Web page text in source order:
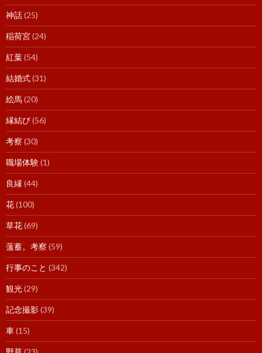
神話(25)
稲荷宮(24)
紅葉(54)
結婚式(31)
絵馬(20)
縁結び(56)
考察 (30)
職場体験(1)
良縁 (44)
花(100)
草花(69)
薀蓄。考察 (59)
行事のこと (342)
観光(29)
記念撮影(39)
車(15)